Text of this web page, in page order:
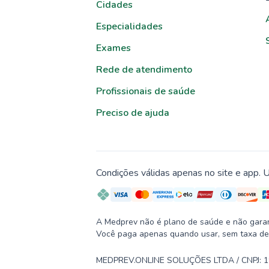
Cidades
Especialidades
Exames
Rede de atendimento
Profissionais de saúde
Preciso de ajuda
Condições válidas apenas no site e app.
A Medprev não é plano de saúde e não
Você paga apenas quando usar, sem taxa
MEDPREV.ONLINE SOLUÇÕES LTDA /